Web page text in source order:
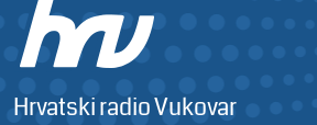
Hrvatski radio Vukovar